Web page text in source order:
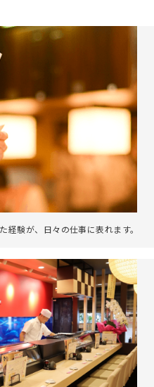
経験が、日々の仕事に表れます。